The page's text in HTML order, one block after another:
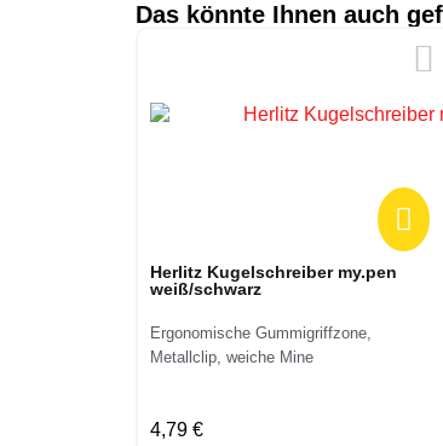
Das könnte Ihnen auch
Herlitz Kugelschreiber my.pen
weiß/schwarz
Ergonomische Gummigriffzone,
Metallclip, weiche Mine
4,79 €